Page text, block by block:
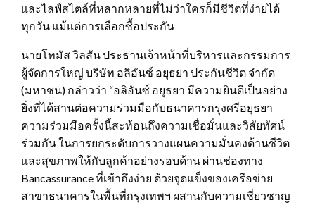
และไลฟ์สไตล์ที่หลากหลายที่ไม่ว่าใครก็มีชีวิตที่ง่ายได้
ทุกวัน แม้แต่การเลือกซื้อประกัน
นายโทมัส วิลสัน ประธานเจ้าหน้าที่บริหารและกรรมการ
ผู้จัดการใหญ่ บริษัท อลิอันซ์ อยุธยา ประกันชีวิต จำกัด
(มหาชน) กล่าวว่า “อลิอันซ์ อยุธยา มีความยินดีเป็นอย่าง
ยิ่งที่ได้สานต่อความร่วมมือกับธนาคารกรุงศรีอยุธยา
ความร่วมมือครั้งนี้สะท้อนถึงความเชื่อมั่นและวิสัยทัศน์
ร่วมกัน ในการยกระดับการวางแผนความมั่นคงด้านชีวิต
และสุขภาพให้กับลูกค้าอย่างรอบด้าน ผ่านช่องทาง
Bancassurance ที่เข้าถึงง่าย ด้วยจุดแข็งของเครือข่าย
สาขาธนาคารในพื้นที่กรุงเทพฯ ผสานกับความเชี่ยวชาญ